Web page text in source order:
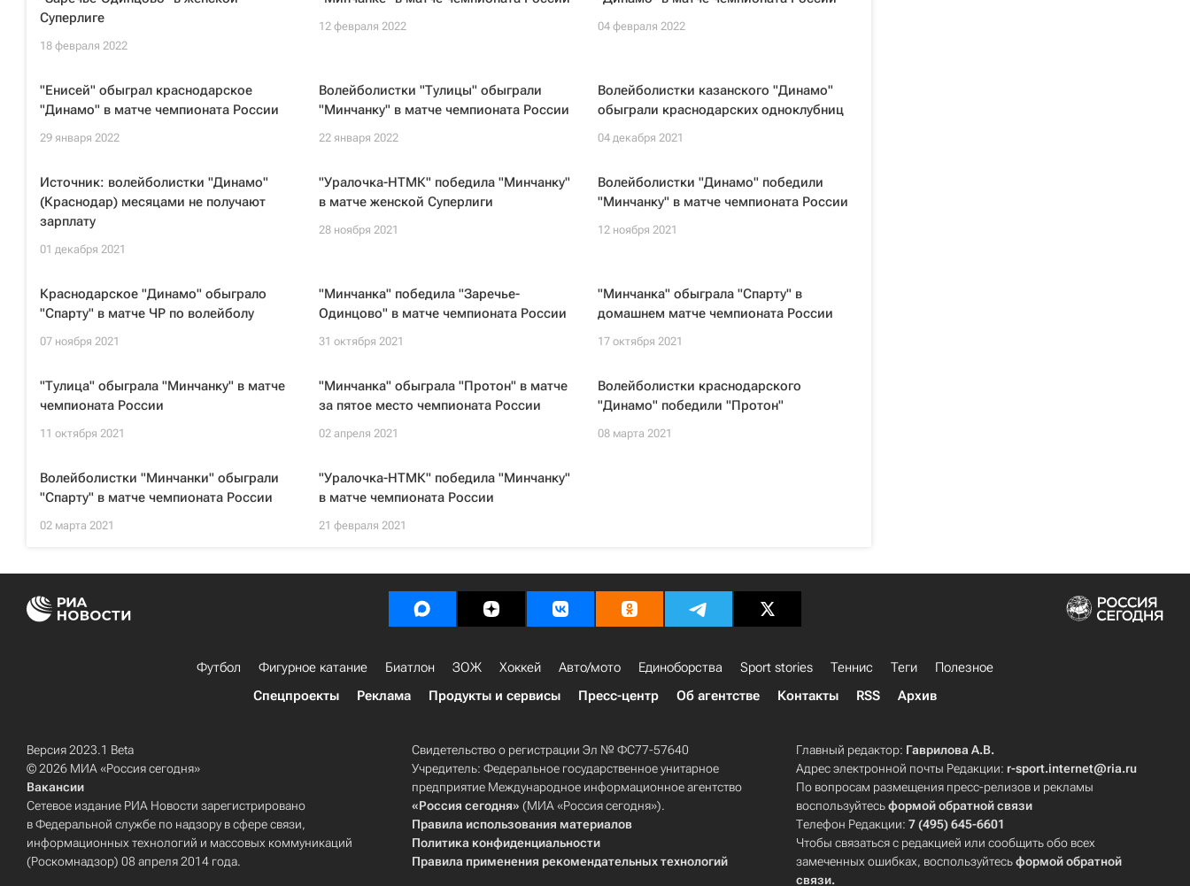
Суперлиге
18 февраля 2022
12 февраля 2022 04 февраля 2022
"Енисей" обыграл краснодарское
"Динамо" в матче чемпионата России
29 января 2022
Волейболистки "Тулицы" обыграли
"Минчанку" в матче чемпионата России
22 января 2022
Волейболистки казанского "Динамо"
обыграли краснодарских одноклубниц
04 декабря 2021
Источник: волейболистки "Динамо"
(Краснодар) месяцами не получают
зарплату
01 декабря 2021
"Уралочка-НТМК" победила "Минчанку"
в матче женской Суперлиги
28 ноября 2021
Волейболистки "Динамо" победили
"Минчанку" в матче чемпионата России
12 ноября 2021
Краснодарское "Динамо" обыграло
"Спарту" в матче ЧР по волейболу
07 ноября 2021
"Минчанка" победила "Заречье-
Одинцово" в матче чемпионата России
31 октября 2021
"Минчанка" обыграла "Спарту" в
домашнем матче чемпионата России
17 октября 2021
"Тулица" обыграла "Минчанку" в матче
чемпионата России
11 октября 2021
"Минчанка" обыграла "Протон" в матче
за пятое место чемпионата России
02 апреля 2021
Волейболистки краснодарского
"Динамо" победили "Протон"
08 марта 2021
Волейболистки "Минчанки" обыграли
"Спарту" в матче чемпионата России
02 марта 2021
"Уралочка-НТМК" победила "Минчанку"
в матче чемпионата России
21 февраля 2021
Футбол Фигурное катание Биатлон ЗОЖ Хоккей Авто/мото Единоборства Sport stories Теннис Теги
Полезное
Спецпроекты
Реклама Продукты и сервисы Пресс-центр Об агентстве Контакты RSS Архив
Версия 2023.1 Beta
© 2026 МИА «Россия сегодня»
Вакансии
Сетевое издание РИА Новости зарегистрировано
в Федеральной службе по надзору в сфере связи,
информационных технологий и массовых коммуникаций
(Роскомнадзор) 08 апреля 2014 года.
Свидетельство о регистрации Эл № ФС77-57640
Учредитель: Федеральное государственное унитарное
предприятие Международное информационное агентство
«Россия сегодня» (МИА «Россия сегодня»).
Правила использования материалов
Политика конфиденциальности
Правила применения рекомендательных технологий
Главный редактор: Гаврилова А.В.
Адрес электронной почты Редакции: r-sport.internet@ria.ru
По вопросам размещения пресс-релизов и рекламы
воспользуйтесьформой обратной связи
Телефон Редакции:7 (495) 645-6601
Чтобы связаться с редакцией или сообщить обо всех
замеченных ошибках, воспользуйтесьформой обратной
связи.